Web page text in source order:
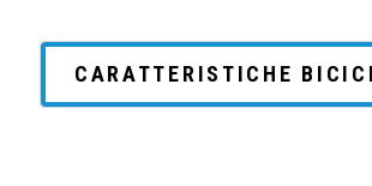
CARATTERISTICHE